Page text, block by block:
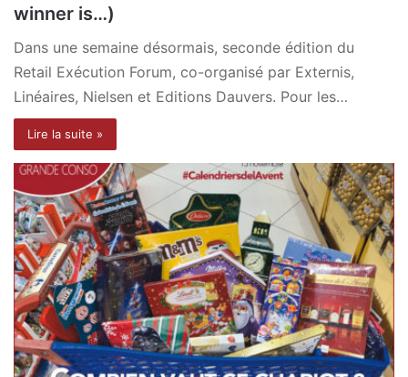
winner is…)
Dans une semaine désormais, seconde édition du
Retail Exécution Forum, co-organisé par Externis,
Linéaires, Nielsen et Editions Dauvers. Pour les…
Lire la suite »